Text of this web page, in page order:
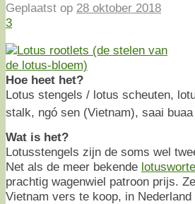
Geplaatst op 28 oktober 2018
3
Hoe heet het?
Lotus stengels / lotus scheuten,
stalk, ngó sen (Vietnam), saai
Wat is het?
Lotusstengels zijn de soms wel
Net als de meer bekende
prachtig wagenwiel patroon prijs.
Vietnam vers te koop, in